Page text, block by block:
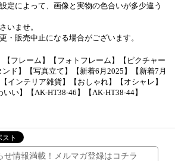
定によって、画像と実物の色合いが多少違う
いませ。
販売中止になる場合がございます。
フレーム】【フォトフレーム】【ピクチャー
ド】【写真立て】【新着6月2025】【新着7月
インテリア雑貨】【おしゃれ】【オシャレ】
いい】【AK-HT38-46】【AK-HT38-44】
せ情報満載！メルマガ登録はコチラ